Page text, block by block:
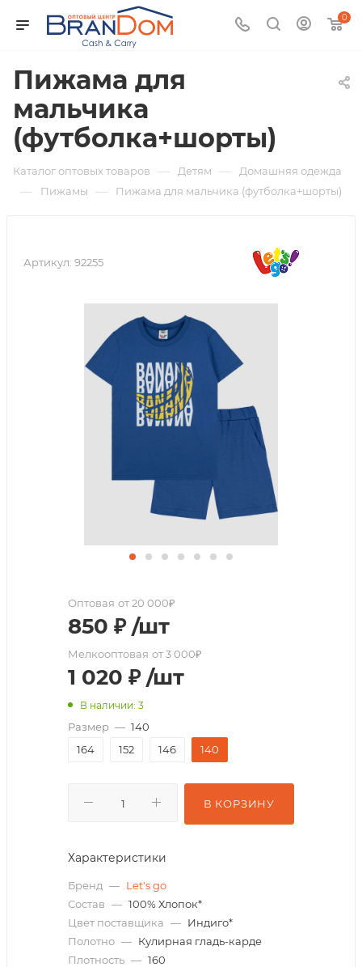
0
Пижама для
мальчика
(футболка+шорты)
Каталог оптовых товаров — Детям — Домашняя одежда
— Пижамы — Пижама для мальчика (футболка+шорты)
Артикул: 92255
Оптовая от 20 000₽
850 ₽ /шт
Мелкооптовая от 3 000₽
1 020 ₽ /шт
В наличии: 3
Размер — 140
164
152 146 140
В КОРЗИНУ
Характеристики
Бренд — Let's go
Состав — 100% Хлопок*
Цвет поставщика — Индиго*
Полотно — Кулирная гладь-карде
Плотность — 160